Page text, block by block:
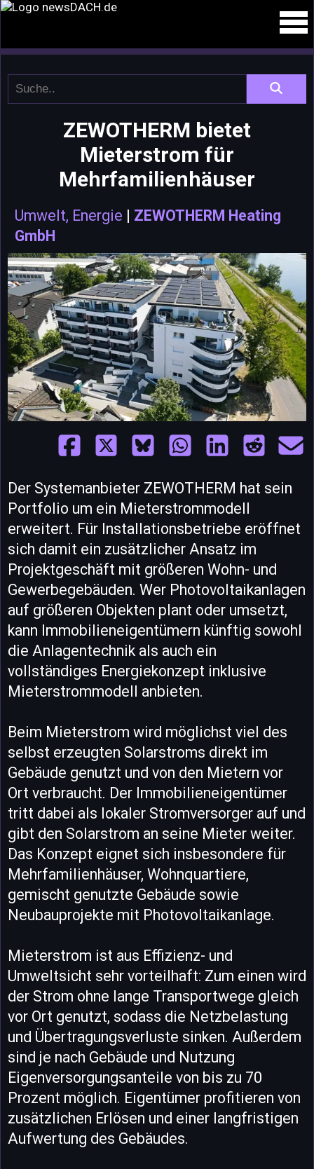
ZEWOTHERM bietet
Mieterstrom für
Mehrfamilienhäuser
Umwelt, Energie | ZEWOTHERM Heating
GmbH
Der Systemanbieter ZEWOTHERM hat sein
Portfolio um ein Mieterstrommodell
erweitert. Für Installationsbetriebe eröffnet
sich damit ein zusätzlicher Ansatz im
Projektgeschäft mit größeren Wohn- und
Gewerbegebäuden. Wer Photovoltaikanlagen
auf größeren Objekten plant oder umsetzt,
kann Immobilieneigentümern künftig sowohl
die Anlagentechnik als auch ein
vollständiges Energiekonzept inklusive
Mieterstrommodell anbieten.
Beim Mieterstrom wird möglichst viel des
selbst erzeugten Solarstroms direkt im
Gebäude genutzt und von den Mietern vor
Ort verbraucht. Der Immobilieneigentümer
tritt dabei als lokaler Stromversorger auf und
gibt den Solarstrom an seine Mieter weiter.
Das Konzept eignet sich insbesondere für
Mehrfamilienhäuser, Wohnquartiere,
gemischt genutzte Gebäude sowie
Neubauprojekte mit Photovoltaikanlage.
Mieterstrom ist aus Effizienz- und
Umweltsicht sehr vorteilhaft: Zum einen wird
der Strom ohne lange Transportwege gleich
vor Ort genutzt, sodass die Netzbelastung
und Übertragungsverluste sinken. Außerdem
sind je nach Gebäude und Nutzung
Eigenversorgungsanteile von bis zu 70
Prozent möglich. Eigentümer profitieren von
zusätzlichen Erlösen und einer langfristigen
Aufwertung des Gebäudes.